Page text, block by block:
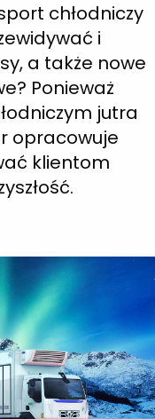
chłodniczy
i
a także nowe
Ponieważ
jutra
opracowuje
klientom